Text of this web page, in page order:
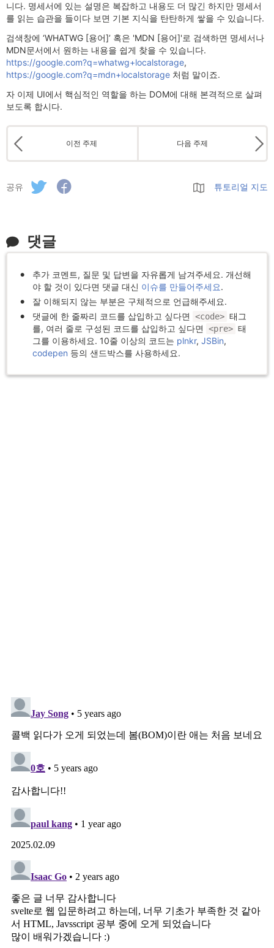
니다. 명세서에 있는 설명은 복잡하고 내용도 더 많긴 하지만 명세서
를 읽는 습관을 들이다 보면 기본 지식을 탄탄하게 쌓을 수 있습니다.
검색창에 ‘WHATWG [용어]’ 혹은 'MDN [용어]'로 검색하면 명세서나
MDN문서에서 원하는 내용을 쉽게 찾을 수 있습니다.
https://google.com?q=whatwg+localstorage,
https://google.com?q=mdn+localstorage 처럼 말이죠.
자 이제 UI에서 핵심적인 역할을 하는 DOM에 대해 본격적으로 살펴
보도록 합시다.
이전 주제 다음 주제
공유 튜토리얼 지도
댓글
추가 코멘트, 질문 및 답변을 자유롭게 남겨주세요. 개선해
야 할 것이 있다면 댓글 대신 이슈를 만들어주세요.
잘 이해되지 않는 부분은 구체적으로 언급해주세요.
댓글에 한 줄짜리 코드를 삽입하고 싶다면
<code> 태그
를, 여러 줄로 구성된 코드를 삽입하고 싶다면
<pre> 태
그를 이용하세요. 10줄 이상의 코드는 plnkr, JSBin,
codepen 등의 샌드박스를 사용하세요.